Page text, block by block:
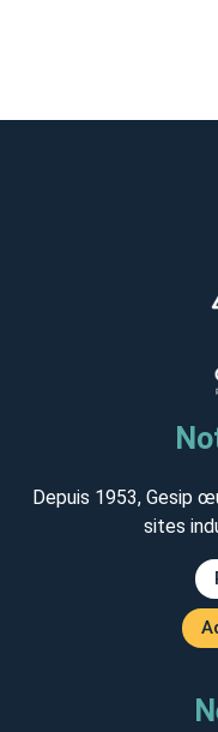
Depuis 1953, Gesip
sites